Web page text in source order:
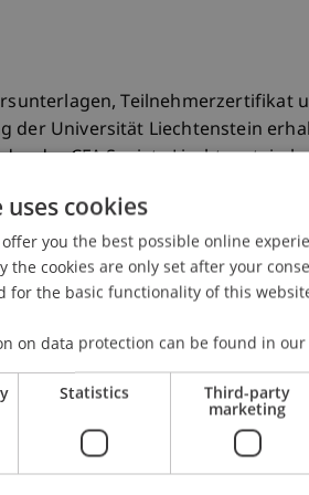
Teilnehmerzertifikat
der Universität Liechtenstein
der CFA Society Liechtenstein
der Anmeldung. Es stehen
cookies
you the best possible online
the cookies are only set after your
for the basic functionality of this
on data protection can be found in our
Statistics Third-party
marketing